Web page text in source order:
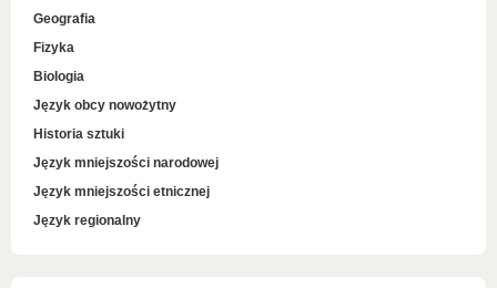
Geografia
Fizyka
Biologia
Język obcy nowożytny
Historia sztuki
Język mniejszości narodowej
Język mniejszości etnicznej
Język regionalny